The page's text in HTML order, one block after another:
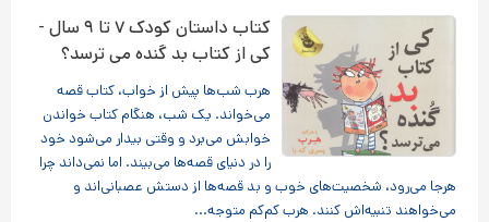
کتاب داستان کودک ۷ تا ۹ سال -
کی از کتاب بد گنده می ترسد؟
هرب شب‌ها پیش از خواب، کتاب قصه
می‌خواند. یک شب، هنگام کتاب خواندن
خوابش می‌برد و وقتی بیدار می‌شود خود
را در دنیای قصه‌ها می‌بیند. اما نمی‌داند چرا
هرجا می‌رود، شخصیت‌های خوب و بد قصه‌ها از دستش عصبانی‌اند و
می‌خواهند تنبیه‌اش کنند. هرب کم‌کم متوجه...